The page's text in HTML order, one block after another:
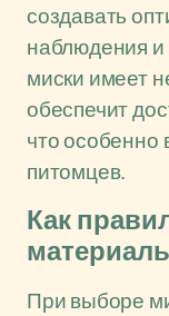
создавать
наблюдения
миски имеет
обеспечит
что особенно
питомцев.
Как
При выборе